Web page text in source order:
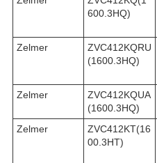
600.3HQ)
Zelmer
ZVC412KQRU
(1600.3HQ)
Zelmer
ZVC412KQUA
(1600.3HQ)
Zelmer
ZVC412KT(16
00.3HT)